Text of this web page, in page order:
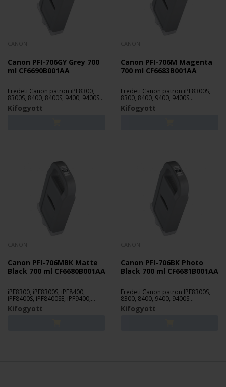
Canon PFI-706GY Grey 700
ml CF6690B001AA
Eredeti Canon patron iPF8300,
8300S, 8400, 8400S, 9400, 9400S
nyomtatókhoz.
Kifogyott
Canon PFI-706M Magenta
700 ml CF6683B001AA
Eredeti Canon patron iPF8300S,
8300, 8400, 9400, 9400S
nyomtatókhoz.
Kifogyott
Canon PFI-706MBK Matte
Black 700 ml CF6680B001AA
iPF8300, iPF8300S, iPF8400,
iPF8400S, iPF8400SE, iPF9400,
iPF9400S fotónyomtatóhoz.
Kifogyott
Canon PFI-706BK Photo
Black 700 ml CF6681B001AA
Eredeti Canon patron IPF8300S,
8300, 8400, 9400, 9400S
nyomtatókhoz.
Kifogyott